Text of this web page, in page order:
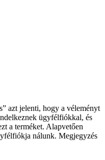
azt jelenti, hogy a véleményt
ügyfélfiókkal, és
a terméket. Alapvetően
nálunk. Megjegyzés